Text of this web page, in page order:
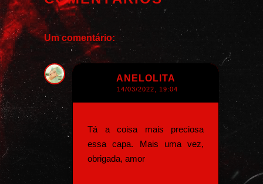
Um comentário:
ANELOLITA
14/03/2022, 19:04
Tá a coisa mais preciosa
essa capa. Mais uma vez,
obrigada, amor